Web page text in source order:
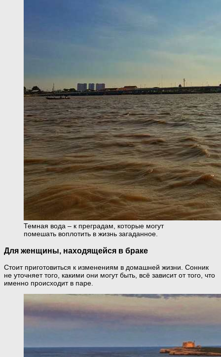
Темная вода – к преградам, которые могут
помешать воплотить в жизнь загаданное.
Для женщины, находящейся в браке
Стоит приготовиться к изменениям в домашней жизни. Сонник
не уточняет того, какими они могут быть, всё зависит от того, что
именно происходит в паре.